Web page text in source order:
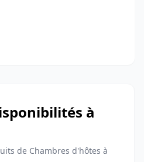
à
de Chambres d'hôtes à